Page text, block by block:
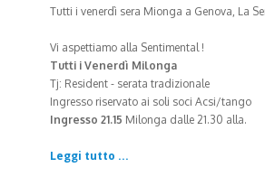
Tutti i venerdì sera Mionga a Genova, La
Vi aspettiamo alla Sentimental !
Tutti i Venerdì Milonga
Tj: Resident - serata tradizionale
Ingresso riservato ai soli soci Acsi/tango
Ingresso 21.15 Milonga dalle 21.30 alla.
Leggi tutto ...